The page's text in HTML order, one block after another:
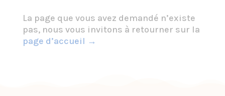
La page que vous avez demandé n’existe
pas, nous vous invitons à retourner sur la
page d’accueil →